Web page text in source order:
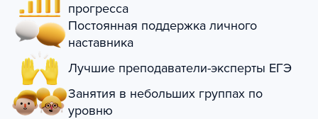
прогресса
Постоянная поддержка личного
наставника
Лучшие преподаватели-эксперты ЕГЭ
Занятия в небольших группах по
уровню